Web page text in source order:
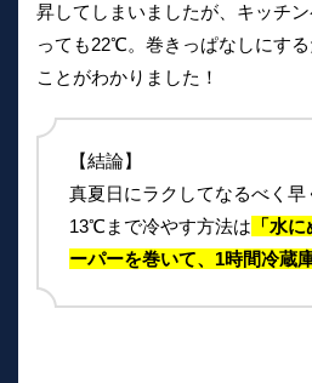
昇してしまいましたが、キッチ
っても22℃。巻きっぱなしにす
ことがわかりました！
【結論】
真夏日にラクしてなるべく早
13℃まで冷やす方法は 「水
ーパーを巻いて、1時間冷蔵